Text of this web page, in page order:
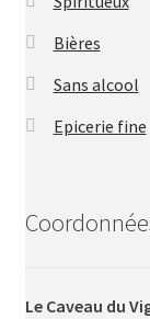
Bières
Sans alcool
Epicerie fine
Le Caveau du